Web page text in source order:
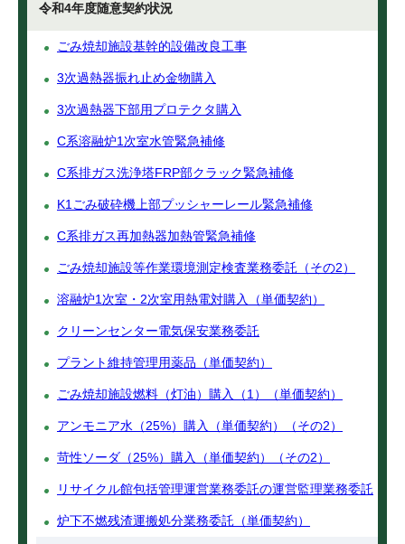
令和4年度随意契約状況
ごみ焼却施設基幹的設備改良工事
3次過熱器振れ止め金物購入
3次過熱器下部用プロテクタ購入
C系溶融炉1次室水管緊急補修
C系排ガス洗浄塔FRP部クラック緊急補修
K1ごみ破砕機上部プッシャーレール緊急補修
C系排ガス再加熱器加熱管緊急補修
ごみ焼却施設等作業環境測定検査業務委託（その2）
溶融炉1次室・2次室用熱電対購入（単価契約）
クリーンセンター電気保安業務委託
プラント維持管理用薬品（単価契約）
ごみ焼却施設燃料（灯油）購入（1）（単価契約）
アンモニア水（25%）購入（単価契約）（その2）
苛性ソーダ（25%）購入（単価契約）（その2）
リサイクル館包括管理運営業務委託の運営監理業務委託
炉下不燃残渣運搬処分業務委託（単価契約）